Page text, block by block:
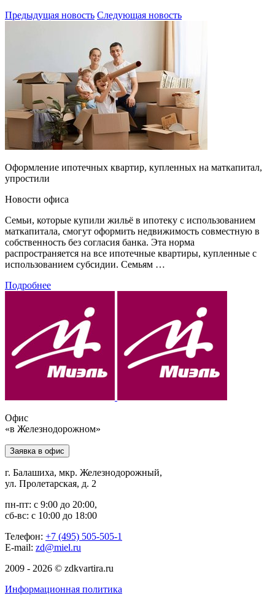
Предыдущая новость Следующая новость
Оформление ипотечных квартир, купленных на маткапитал,
упростили
Новости офиса
Семьи, которые купили жильё в ипотеку с использованием
маткапитала, смогут оформить недвижимость совместную в
собственность без согласия банка. Эта норма
распространяется на все ипотечные квартиры, купленные с
использованием субсидии. Семьям …
Подробнее
Офис
«в Железнодорожном»
Заявка в офис
г. Балашиха, мкр. Железнодорожный,
ул. Пролетарская, д. 2
пн-пт: с 9:00 до 20:00,
сб-вс: с 10:00 до 18:00
Телефон: +7 (495) 505-505-1
E-mail: zd@miel.ru
2009 - 2026 © zdkvartira.ru
Информационная политика